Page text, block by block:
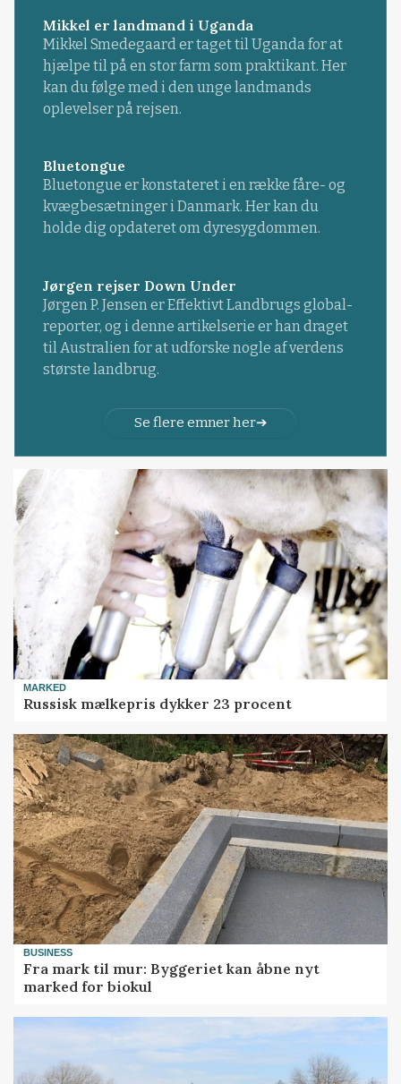
Mikkel er landmand i Uganda
Mikkel Smedegaard er taget til Uganda for at
hjælpe til på en stor farm som praktikant. Her
kan du følge med i den unge landmands
oplevelser på rejsen.
Bluetongue
Bluetongue er konstateret i en række fåre- og
kvægbesætninger i Danmark. Her kan du
holde dig opdateret om dyresygdommen.
Jørgen rejser Down Under
Jørgen P. Jensen er Effektivt Landbrugs global-
reporter, og i denne artikelserie er han draget
til Australien for at udforske nogle af verdens
største landbrug.
Se flere emner her
MARKED
Russisk mælkepris dykker 23 procent
BUSINESS
Fra mark til mur: Byggeriet kan åbne nyt
marked for biokul